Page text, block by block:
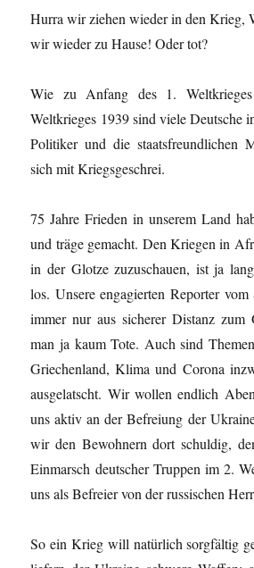
Hurra wir ziehen wieder in den Krieg,
wir wieder zu Hause! Oder tot?
Wie zu Anfang des 1.
Weltkrieges 1939 sind viele Deutsche
Politiker und die staatsfreundlichen
sich mit Kriegsgeschrei.
75 Jahre Frieden in unserem Land
und träge gemacht. Den Kriegen in
in der Glotze zuzuschauen, ist ja
los. Unsere engagierten Reporter vom
immer nur aus sicherer Distanz zum
man ja kaum Tote. Auch sind
Griechenland, Klima und Corona
ausgelatscht. Wir wollen endlich
uns aktiv an der Befreiung der
wir den Bewohnern dort schuldig,
Einmarsch deutscher Truppen im 2.
uns als Befreier von der russischen
So ein Krieg will natürlich sorgfältig